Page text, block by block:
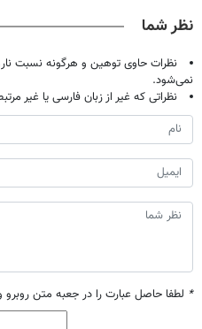
نظر شما
نظرات حاوی توهین و هرگونه نسبت
نمی‌شود.
نظراتی که غیر از زبان فارسی یا غیر
* لطفا حاصل عبارت را در جعبه متن روبرو